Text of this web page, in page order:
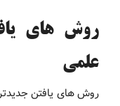
روش های
علمی
روش های یافتن